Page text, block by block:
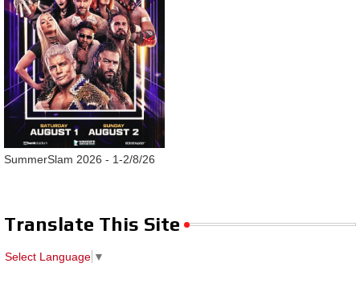
SummerSlam 2026 - 1-2/8/26
Translate This Site
Select Language ▼